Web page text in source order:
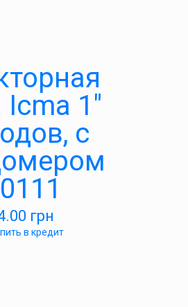
Icma 1″
с
грн
в кредит